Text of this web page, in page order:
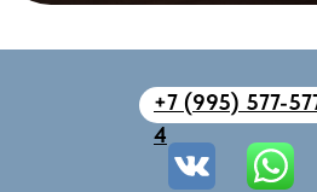
+7 (995) 577-
4